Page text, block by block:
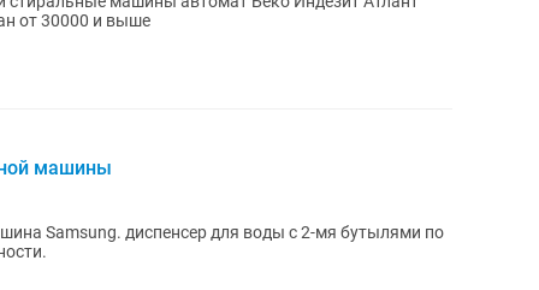
от 30000 и выше
машины
Samsung. диспенсер для воды с 2-мя бутылями по